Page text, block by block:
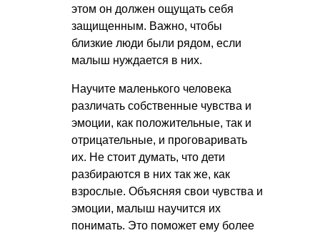
этом он должен ощущать себя
защищенным. Важно, чтобы
близкие люди были рядом, если
малыш нуждается в них.
Научите маленького человека
различать собственные чувства и
эмоции, как положительные, так и
отрицательные, и проговаривать
их. Не стоит думать, что дети
разбираются в них так же, как
взрослые. Объясняя свои чувства и
эмоции, малыш научится их
понимать. Это поможет ему более